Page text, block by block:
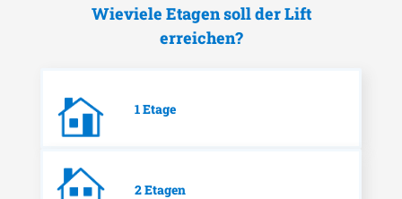
Wieviele Etagen soll der Lift
erreichen?
1 Etage
2 Etagen